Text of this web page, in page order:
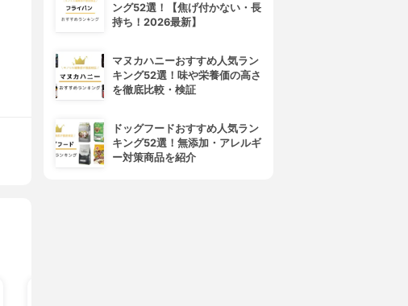
ング52選！【焦げ付かない・長
持ち！2026最新】
マヌカハニーおすすめ人気ラン
キング52選！味や栄養価の高さ
を徹底比較・検証
ドッグフードおすすめ人気ラン
キング52選！無添加・アレルギ
ー対策商品を紹介